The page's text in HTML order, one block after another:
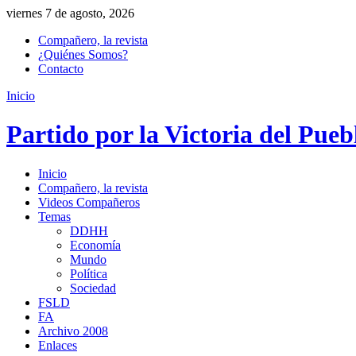
viernes 7 de agosto, 2026
Compañero, la revista
¿Quiénes Somos?
Contacto
Inicio
Partido por la Victoria del
Inicio
Compañero, la revista
Videos Compañeros
Temas
DDHH
Economía
Mundo
Política
Sociedad
FSLD
FA
Archivo 2008
Enlaces